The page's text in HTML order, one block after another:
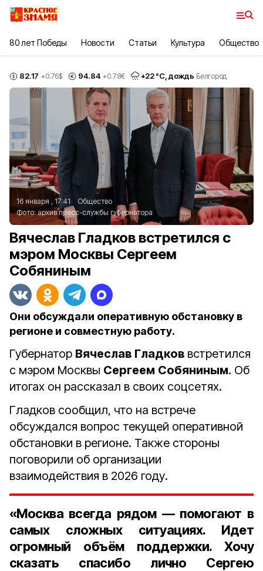
80 лет Победы Новости Статьи Культура Общество
82.17 +0.76$ 94.84 +0.78€ +22°С, дождь Белгород
16 января , 17:41
Общество
Фото:архив пресс-службы губернатора
Вячеслав Гладков встретился с
мэром Москвы Сергеем
Собяниным
Они обсуждали оперативную обстановку в
регионе и совместную работу.
Губернатор Вячеслав Гладков встретился
с мэром Москвы Сергеем Собяниным. Об
итогах он рассказал в своих соцсетях.
Гладков сообщил, что на встрече
обсуждался вопрос текущей оперативной
обстановки в регионе. Также стороны
поговорили об организации
взаимодействия в 2026 году.
«Москва всегда рядом — помогают в
самых сложных ситуациях. Идет
огромный объём поддержки. Хочу
сказать спасибо лично Сергею